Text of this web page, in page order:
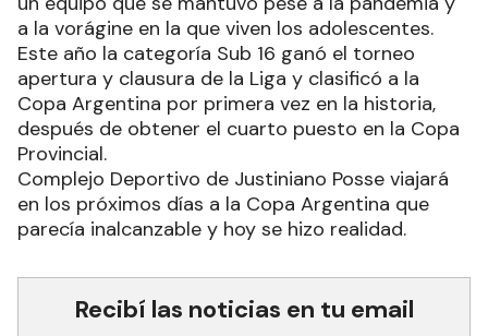
a la vorágine en la que viven los adolescentes.
Este año la categoría Sub 16 ganó el torneo
apertura y clausura de la Liga y clasificó a la
Copa Argentina por primera vez en la historia,
después de obtener el cuarto puesto en la Copa
Provincial.
Complejo Deportivo de Justiniano Posse viajará
en los próximos días a la Copa Argentina que
parecía inalcanzable y hoy se hizo realidad.
Recibí las noticias en tu email